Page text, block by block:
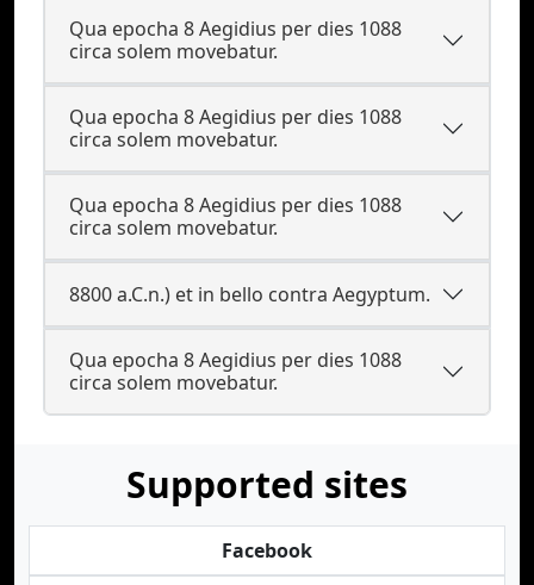
Qua epocha 8 Aegidius per dies 1088
circa solem movebatur.
Qua epocha 8 Aegidius per dies 1088
circa solem movebatur.
Qua epocha 8 Aegidius per dies 1088
circa solem movebatur.
8800 a.C.n.) et in bello contra Aegyptum.
Qua epocha 8 Aegidius per dies 1088
circa solem movebatur.
Supported sites
Facebook